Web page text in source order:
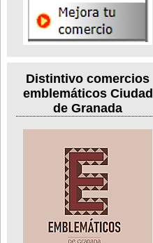
Distintivo comercios
emblemáticos Ciudad
de Granada